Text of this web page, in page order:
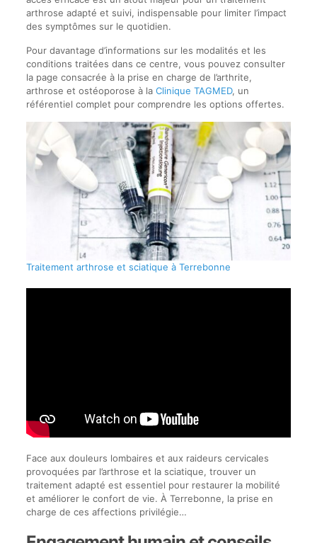
arthrose adapté et suivi, indispensable pour limiter l’impact
des symptômes sur le quotidien.
Pour davantage d’informations sur les modalités et les
conditions traitées dans ce centre, vous pouvez consulter
la page consacrée à la prise en charge de l’arthrite,
arthrose et ostéoporose à la Clinique TAGMED, un
référentiel complet pour comprendre les options offertes.
Traitement arthrose et sciatique à Terrebonne
Face aux douleurs lombaires et aux raideurs cervicales
provoquées par l’arthrose et la sciatique, trouver un
traitement adapté est essentiel pour restaurer la mobilité
et améliorer le confort de vie. À Terrebonne, la prise en
charge de ces affections privilégie…